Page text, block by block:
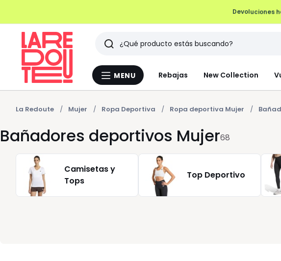
Devoluciones
Menu
MENU Rebajas New Collection
Buscar
Últimos
artículos
vistos
La Redoute Mujer Ropa Deportiva Ropa deportiva Mujer
Bañadores deportivos Mujer68
Camisetas y
Tops
Top Deportivo